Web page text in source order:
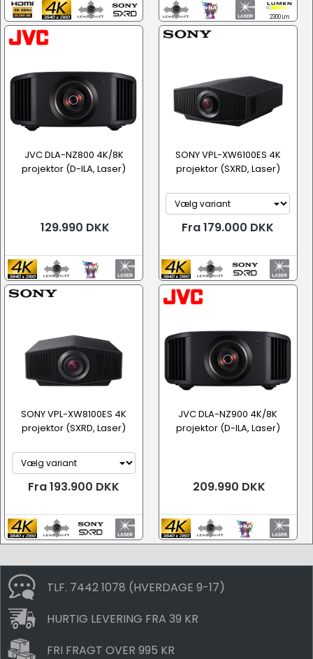
2300 Lm
JVC DLA-NZ800 4K/8K
projektor (D-ILA, Laser)
129.990 DKK
SONY VPL-XW6100ES 4K
projektor (SXRD, Laser)
Fra 179.000 DKK
SONY VPL-XW8100ES 4K
projektor (SXRD, Laser)
Fra 193.900 DKK
JVC DLA-NZ900 4K/8K
projektor (D-ILA, Laser)
209.990 DKK
TLF. 7442 1078 (HVERDAGE 9-17)
HURTIG LEVERING FRA 39 KR
FRI FRAGT OVER 995 KR